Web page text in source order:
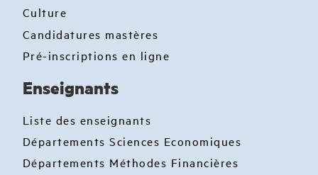
Culture
Candidatures mastères
Pré-inscriptions en ligne
Enseignants
Liste des enseignants
Départements Sciences Economiques
Départements Méthodes Financières